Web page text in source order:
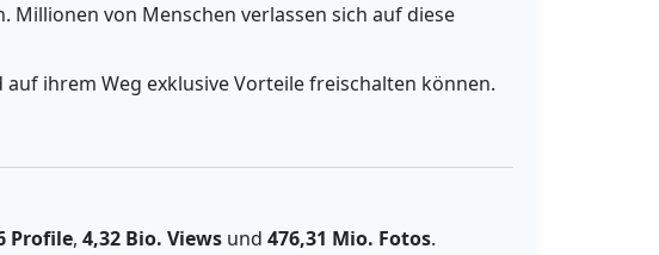
von Menschen verlassen sich auf diese
ihrem Weg exklusive Vorteile freischalten können.
Profile, 4,32 Bio. Views und 476,31 Mio. Fotos.